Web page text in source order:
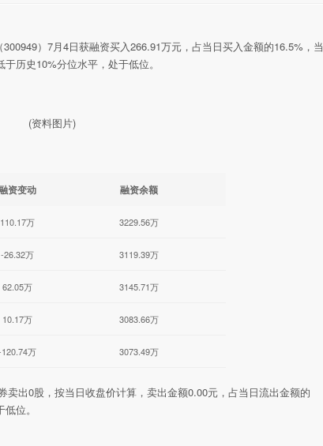
）7月4日获融资买入266.91万元，占当日买入金额的16.5%，当
历史10%分位水平，处于低位。
(资料图片)
资变动 融资余额
110.17万 3229.56万
-26.32万 3119.39万
62.05万 3145.71万
10.17万 3083.66万
万 3073.49万
卖出0股，按当日收盘价计算，卖出金额0.00元，占当日流出金额的
位。